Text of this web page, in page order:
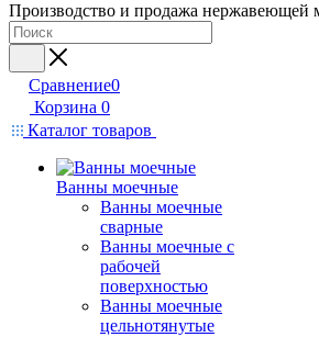
Производство и продажа нержавеющей
Сравнение0
Корзина 0
Каталог товаров
Ванны моечные
Ванны моечные
сварные
Ванны моечные с
рабочей
поверхностью
Ванны моечные
цельнотянутые